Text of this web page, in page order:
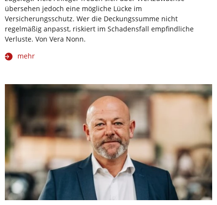
übersehen jedoch eine mögliche Lücke im
Versicherungsschutz. Wer die Deckungssumme nicht
regelmäßig anpasst, riskiert im Schadensfall empfindliche
Verluste. Von Vera Nonn.
mehr